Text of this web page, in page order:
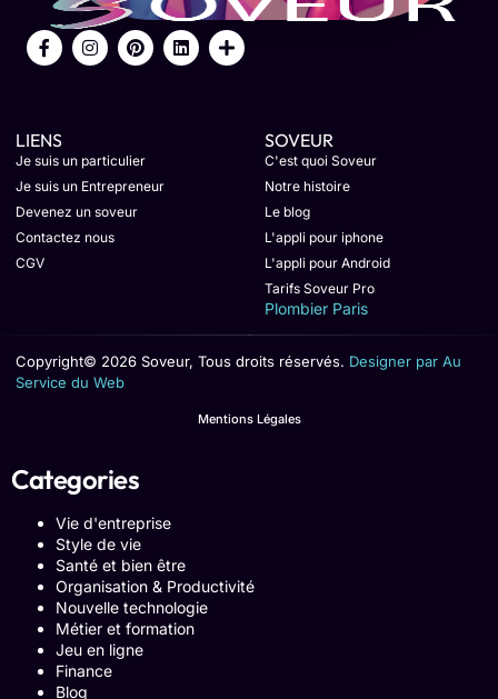
LIENS
Je suis un particulier
Je suis un Entrepreneur
Devenez un soveur
Contactez nous
CGV
SOVEUR
C'est quoi Soveur
Notre histoire
Le blog
L'appli pour iphone
L'appli pour Android
Tarifs Soveur Pro
Plombier Paris
Copyright© 2026 Soveur, Tous droits réservés. Designer par Au
Service du Web
Mentions Légales
Categories
Vie d'entreprise
Style de vie
Santé et bien être
Organisation & Productivité
Nouvelle technologie
Métier et formation
Jeu en ligne
Finance
Blog